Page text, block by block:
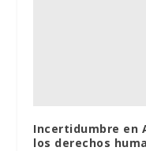
Incertidumbre en
los derechos